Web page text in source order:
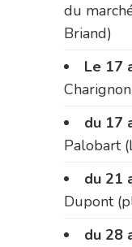
du
Briand)
Le 17
du 17
Palobart
du 21
Dupont
du 28